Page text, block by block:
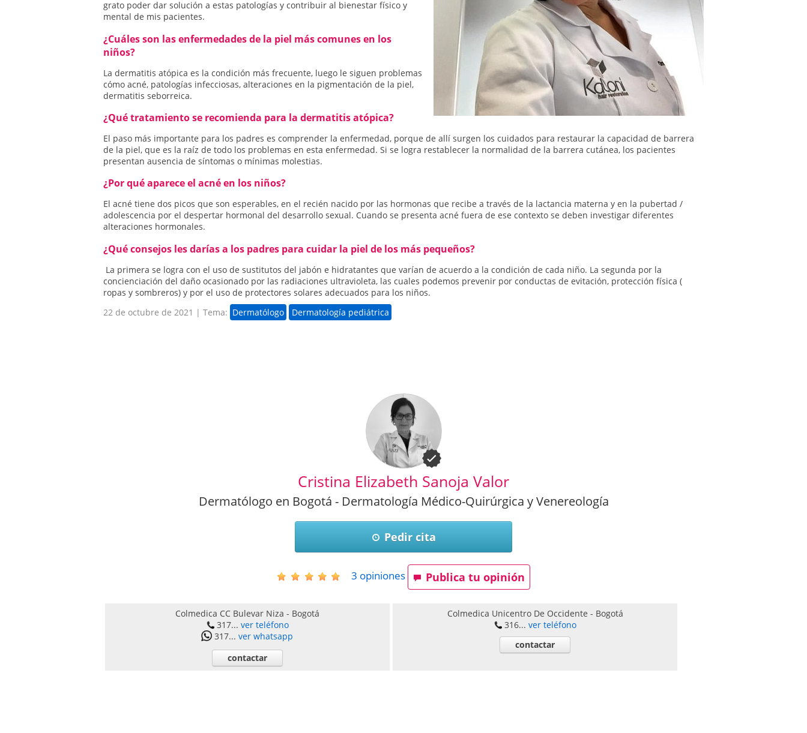
grato poder dar solución a estas patologías y contribuir al bienestar físico y
mental de mis pacientes.
¿Cuáles son las enfermedades de la piel más comunes en los
niños?
La dermatitis atópica es la condición más frecuente, luego le siguen problemas
cómo acné, patologías infecciosas, alteraciones en la pigmentación de la piel,
dermatitis seborreica.
¿Qué tratamiento se recomienda para la dermatitis atópica?
El paso más importante para los padres es comprender la enfermedad, porque de allí surgen los cuidados para restaurar la capacidad de barrera
de la piel, que es la raíz de todo los problemas en esta enfermedad. Si se logra restablecer la normalidad de la barrera cutánea, los pacientes
presentan ausencia de síntomas o mínimas molestias.
¿Por qué aparece el acné en los niños?
El acné tiene dos picos que son esperables, en el recién nacido por las hormonas que recibe a través de la lactancia materna y en la pubertad /
adolescencia por el despertar hormonal del desarrollo sexual. Cuando se presenta acné fuera de ese contexto se deben investigar diferentes
alteraciones hormonales.
¿Qué consejos les darías a los padres para cuidar la piel de los más pequeños?
La primera se logra con el uso de sustitutos del jabón e hidratantes que varían de acuerdo a la condición de cada niño. La segunda por la
concienciación del daño ocasionado por las radiaciones ultravioleta, las cuales podemos prevenir por conductas de evitación, protección física (
ropas y sombreros) y por el uso de protectores solares adecuados para los niños.
22 de octubre de 2021 | Tema: Dermatólogo Dermatología pediátrica
Cristina Elizabeth Sanoja Valor
Dermatólogo en Bogotá - Dermatología Médico-Quirúrgica y Venereología
Pedir cita
3 opiniones Publica tu opinión
Colmedica CC Bulevar Niza - Bogotá
317... ver teléfono
317...ver whatsapp
contactar
Colmedica Unicentro De Occidente - Bogotá
316...ver teléfono
contactar